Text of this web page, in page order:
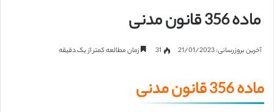
ماده 356 قانون مدنی
آخرین بروزرسانی: 21/01/2023 31 زمان مطالعه کمتر از یک دقیقه
ماده 356 قانون مدنی